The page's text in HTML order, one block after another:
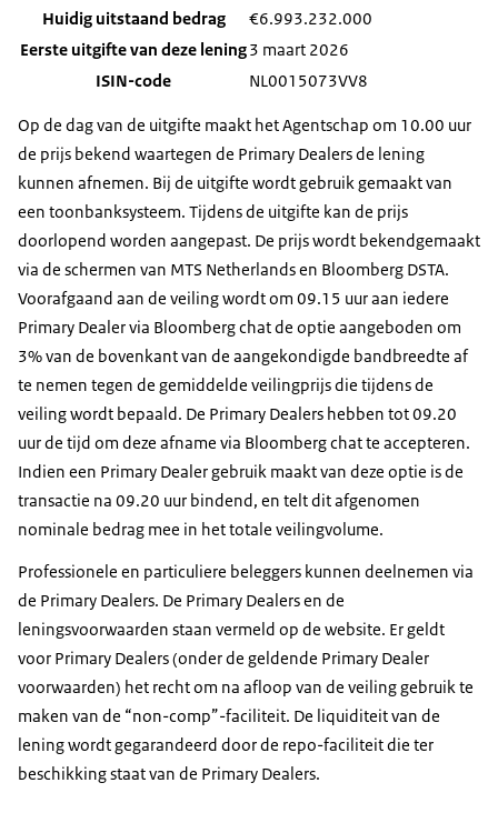
Huidig uitstaand bedrag
€6.993.232.000
Eerste uitgifte van deze lening3 maart 2026
ISIN-code
NL0015073VV8
Op de dag van de uitgifte maakt het Agentschap om 10.00 uur
de prijs bekend waartegen de Primary Dealers de lening
kunnen afnemen. Bij de uitgifte wordt gebruik gemaakt van
een toonbanksysteem. Tijdens de uitgifte kan de prijs
doorlopend worden aangepast. De prijs wordt bekendgemaakt
via de schermen van MTS Netherlands en Bloomberg DSTA.
Voorafgaand aan de veiling wordt om 09.15 uur aan iedere
Primary Dealer via Bloomberg chat de optie aangeboden om
3% van de bovenkant van de aangekondigde bandbreedte af
te nemen tegen de gemiddelde veilingprijs die tijdens de
veiling wordt bepaald. De Primary Dealers hebben tot 09.20
uur de tijd om deze afname via Bloomberg chat te accepteren.
Indien een Primary Dealer gebruik maakt van deze optie is de
transactie na 09.20 uur bindend, en telt dit afgenomen
nominale bedrag mee in het totale veilingvolume.
Professionele en particuliere beleggers kunnen deelnemen via
de Primary Dealers. De Primary Dealers en de
leningsvoorwaarden staan vermeld op de website. Er geldt
voor Primary Dealers (onder de geldende Primary Dealer
voorwaarden) het recht om na afloop van de veiling gebruik te
maken van de “non-comp”-faciliteit. De liquiditeit van de
lening wordt gegarandeerd door de repo-faciliteit die ter
beschikking staat van de Primary Dealers.